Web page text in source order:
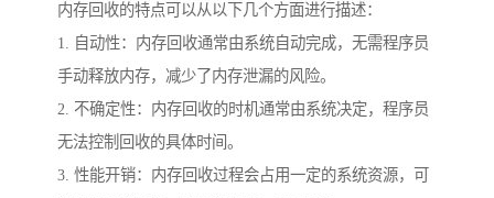
内存回收的特点可以从以下几个方面进行描述：
1. 自动性：内存回收通常由系统自动完成，无需程序员
手动释放内存，减少了内存泄漏的风险。
2. 不确定性：内存回收的时机通常由系统决定，程序员
无法控制回收的具体时间。
3. 性能开销：内存回收过程会占用一定的系统资源，可